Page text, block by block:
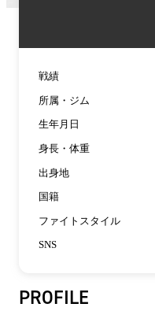
戦績
所属・ジム
生年月日
身長・体重
出身地
国籍
ファイトスタイル
SNS
PROFILE